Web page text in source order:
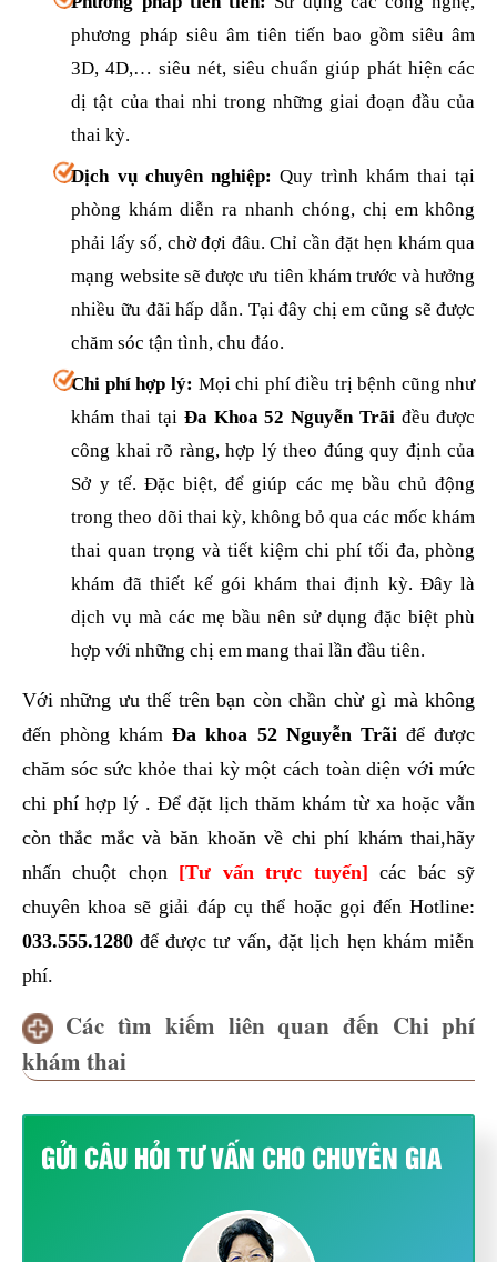
phương pháp siêu âm tiên tiến bao gồm siêu âm
3D, 4D,… siêu nét, siêu chuẩn giúp phát hiện các
dị tật của thai nhi trong những giai đoạn đầu của
thai kỳ.
Dịch vụ chuyên nghiệp: Quy trình khám thai tại
phòng khám diễn ra nhanh chóng, chị em không
phải lấy số, chờ đợi đâu. Chỉ cần đặt hẹn khám qua
mạng website sẽ được ưu tiên khám trước và hưởng
nhiều ữu đãi hấp dẫn. Tại đây chị em cũng sẽ được
chăm sóc tận tình, chu đáo.
Chi phí hợp lý: Mọi chi phí điều trị bệnh cũng như
khám thai tại Đa Khoa 52 Nguyễn Trãi đều được
công khai rõ ràng, hợp lý theo đúng quy định của
Sở y tế. Đặc biệt, để giúp các mẹ bầu chủ động
trong theo dõi thai kỳ, không bỏ qua các mốc khám
thai quan trọng và tiết kiệm chi phí tối đa, phòng
khám đã thiết kế gói khám thai định kỳ. Đây là
dịch vụ mà các mẹ bầu nên sử dụng đặc biệt phù
hợp với những chị em mang thai lần đầu tiên.
Với những ưu thế trên bạn còn chần chừ gì mà không
đến phòng khámĐa khoa 52 Nguyễn Trãiđể được
chăm sóc sức khỏe thai kỳ một cách toàn diện với mức
chi phí hợp lý . Để đặt lịch thăm khám từ xa hoặc vẫn
còn thắc mắc và băn khoăn về chi phí khám thai,hãy
nhấn chuột chọn [Tư vấn trực tuyến] các bác sỹ
chuyên khoa sẽ giải đáp cụ thể hoặc gọi đến Hotline:
033.555.1280để được tư vấn, đặt lịch hẹn khám miễn
phí.
Các tìm kiếm liên quan đến Chi phí
khám thai
GỬI CÂU HỎI TƯ VẤN CHO CHUYÊN GIA